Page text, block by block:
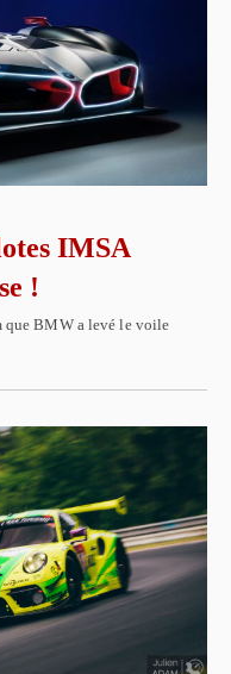
IMSA
!
que BMW a levé le voile